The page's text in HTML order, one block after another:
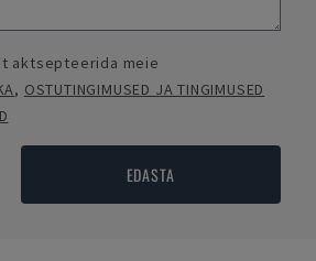
aktsepteerida meie
, OSTUTINGIMUSED JA TINGIMUSED
EDASTA